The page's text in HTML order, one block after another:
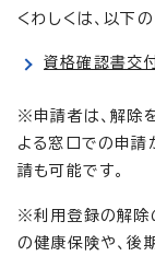
くわしくは、以下
資格確認書交
※申請者は、解除
よる窓口での申請
請も可能です。
※利用登録の解除
の健康保険や、後